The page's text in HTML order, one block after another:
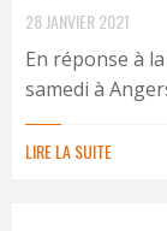
28 JANVIER 2021
En réponse à
samedi à
LIRE LA SUITE